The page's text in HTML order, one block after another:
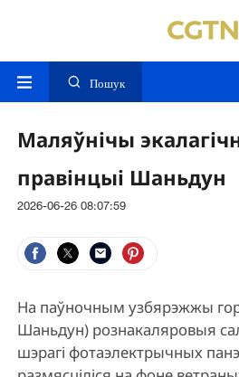
Пошук
Маляўнічы
правінцыі Шаньдун
2026-06-26 08:07:59
На паўночным узбярэжжы
Шаньдун) рознакаляровыя
шэрагі фотаэлектрычных